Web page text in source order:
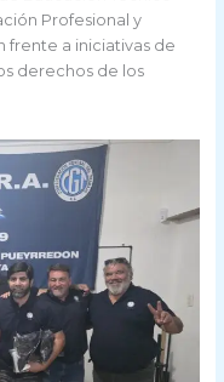
Profesional y
frente a iniciativas de
derechos de los